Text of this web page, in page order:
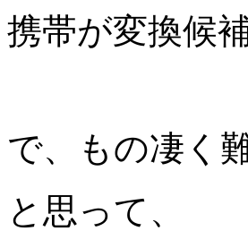
携帯が変換候
で、もの凄く
と思って、